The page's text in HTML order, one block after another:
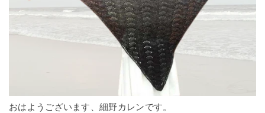
おはようございます、細野カレンです。